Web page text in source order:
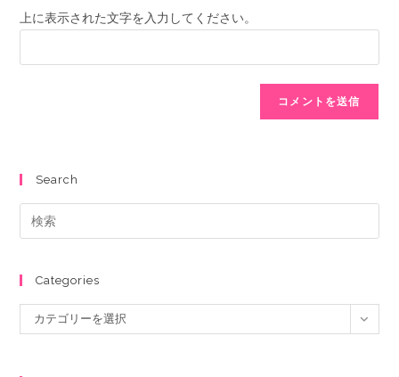
上に表示された文字を入力してください。
Search
Categories
カテゴリーを選択